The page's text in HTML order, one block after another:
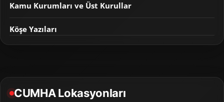
Kamu Kurumları ve Üst Kurullar
Köşe Yazıları
CUMHA Lokasyonları